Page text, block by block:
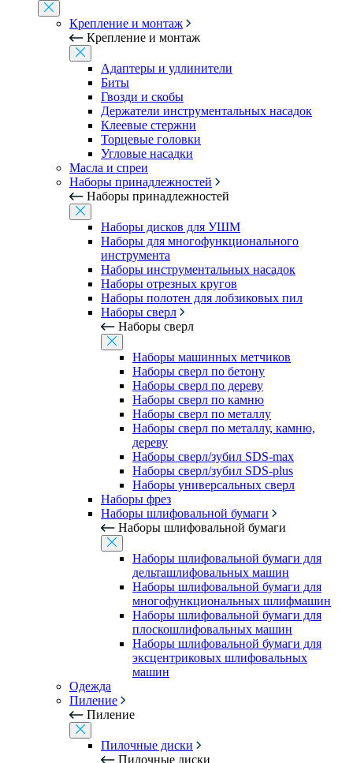
Крепление и монтаж
Крепление и монтаж
Адаптеры и удлинители
Биты
Гвозди и скобы
Держатели инструментальных насадок
Клеевые стержни
Торцевые головки
Угловые насадки
Масла и спреи
Наборы принадлежностей
Наборы принадлежностей
Наборы дисков для УШМ
Наборы для многофункционального
инструмента
Наборы инструментальных насадок
Наборы отрезных кругов
Наборы полотен для лобзиковых пил
Наборы сверл
Наборы сверл
Наборы машинных метчиков
Наборы сверл по бетону
Наборы сверл по дереву
Наборы сверл по камню
Наборы сверл по металлу
Наборы сверл по металлу, камню,
дереву
Наборы сверл/зубил SDS-max
Наборы сверл/зубил SDS-plus
Наборы универсальных сверл
Наборы фрез
Наборы шлифовальной бумаги
Наборы шлифовальной бумаги
Наборы шлифовальной бумаги для
дельташлифовальных машин
Наборы шлифовальной бумаги для
многофункциональных шлифмашин
Наборы шлифовальной бумаги для
плоскошлифовальных машин
Наборы шлифовальной бумаги для
эксцентриковых шлифовальных
машин
Одежда
Пиление
Пиление
Пилочные диски
Пилочные диски